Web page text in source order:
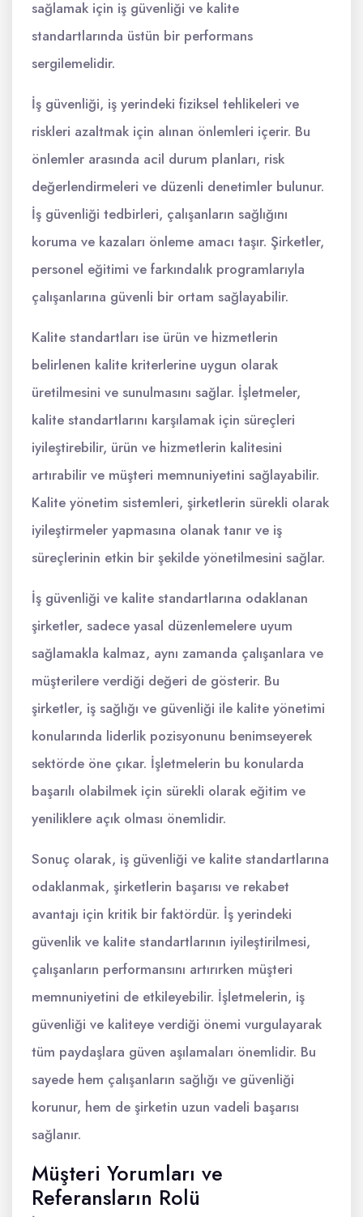
sağlamak için iş güvenliği ve kalite
standartlarında üstün bir performans
sergilemelidir.
İş güvenliği, iş yerindeki fiziksel tehlikeleri ve
riskleri azaltmak için alınan önlemleri içerir. Bu
önlemler arasında acil durum planları, risk
değerlendirmeleri ve düzenli denetimler bulunur.
İş güvenliği tedbirleri, çalışanların sağlığını
koruma ve kazaları önleme amacı taşır. Şirketler,
personel eğitimi ve farkındalık programlarıyla
çalışanlarına güvenli bir ortam sağlayabilir.
Kalite standartları ise ürün ve hizmetlerin
belirlenen kalite kriterlerine uygun olarak
üretilmesini ve sunulmasını sağlar. İşletmeler,
kalite standartlarını karşılamak için süreçleri
iyileştirebilir, ürün ve hizmetlerin kalitesini
artırabilir ve müşteri memnuniyetini sağlayabilir.
Kalite yönetim sistemleri, şirketlerin sürekli olarak
iyileştirmeler yapmasına olanak tanır ve iş
süreçlerinin etkin bir şekilde yönetilmesini sağlar.
İş güvenliği ve kalite standartlarına odaklanan
şirketler, sadece yasal düzenlemelere uyum
sağlamakla kalmaz, aynı zamanda çalışanlara ve
müşterilere verdiği değeri de gösterir. Bu
şirketler, iş sağlığı ve güvenliği ile kalite yönetimi
konularında liderlik pozisyonunu benimseyerek
sektörde öne çıkar. İşletmelerin bu konularda
başarılı olabilmek için sürekli olarak eğitim ve
yeniliklere açık olması önemlidir.
Sonuç olarak, iş güvenliği ve kalite standartlarına
odaklanmak, şirketlerin başarısı ve rekabet
avantajı için kritik bir faktördür. İş yerindeki
güvenlik ve kalite standartlarının iyileştirilmesi,
çalışanların performansını artırırken müşteri
memnuniyetini de etkileyebilir. İşletmelerin, iş
güvenliği ve kaliteye verdiği önemi vurgulayarak
tüm paydaşlara güven aşılamaları önemlidir. Bu
sayede hem çalışanların sağlığı ve güvenliği
korunur, hem de şirketin uzun vadeli başarısı
sağlanır.
Müşteri Yorumları ve
Referansların Rolü